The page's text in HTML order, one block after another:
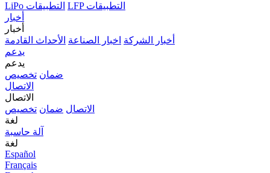
LiPo التطبيقات
LFP التطبيقات
أخبار
أخبار
أخبار الشركة اخبار الصناعة الأحداث القادمة
يدعم
يدعم
ضمان تخصيص
الاتصال
الاتصال
الاتصال ضمان تخصيص
لغة
آلة حاسبة
لغة
Español
Français